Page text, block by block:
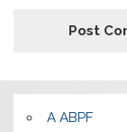
A ABPF